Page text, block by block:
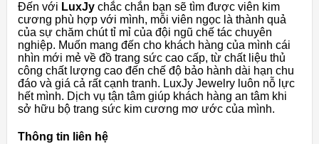
Đến với LuxJy chắc chắn bạn sẽ tìm được viên kim
cương phù hợp với mình, mỗi viên ngọc là thành quả
của sự chăm chút tỉ mỉ của đội ngũ chế tác chuyên
nghiệp. Muốn mang đến cho khách hàng của mình cái
nhìn mới mẻ về đồ trang sức cao cấp, từ chất liệu thủ
công chất lượng cao đến chế độ bảo hành dài hạn chu
đáo và giá cả rất cạnh tranh. LuxJy Jewelry luôn nỗ lực
hết mình. Dịch vụ tận tâm giúp khách hàng an tâm khi
sở hữu bộ trang sức kim cương mơ ước của mình.
Thông tin liên hệ